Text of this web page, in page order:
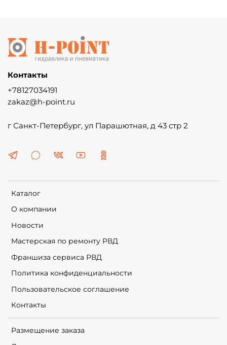
Каталог
О компании
Новости
Мастерская по ремонту РВД
Франшиза сервиса РВД
Политика конфиденциальности
Пользовательское соглашение
Контакты
Размещение заказа
Контакты
+78127034191
zakaz@h-point.ru
г Санкт-Петербург, ул Парашютная, д 43 стр 2